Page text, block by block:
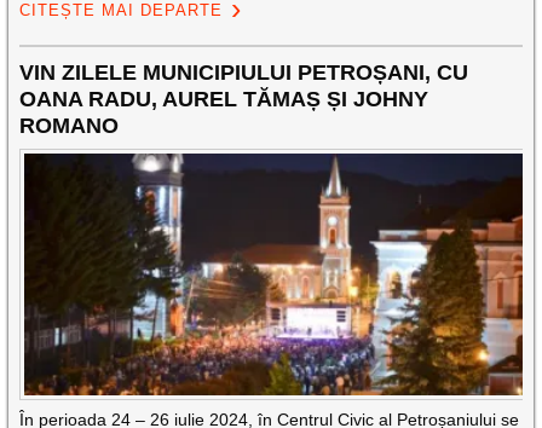
CITEȘTE MAI DEPARTE
VIN ZILELE MUNICIPIULUI PETROȘANI, CU
OANA RADU, AUREL TĂMAȘ ȘI JOHNY
ROMANO
În perioada 24 – 26 iulie 2024, în Centrul Civic al Petroșaniului se